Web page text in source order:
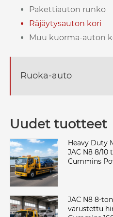
Pakettiauton runko
Räjäytysauton kori
Muu kuorma-auton
Ruoka-auto
Uudet tuotteet
Heavy Duty
JAC N8 8/10
Cummins
JAC N8 8-
varustettu